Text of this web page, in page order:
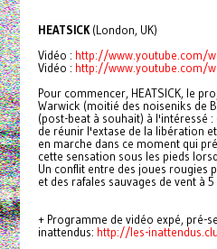
HEATSICK(London, UK)
Vidéo : http://www.youtube.com/
Vidéo : http://www.youtube.com/
Pour commencer, HEATSICK, le
Warwick (moitié des noiseniks de
(post-beat à souhait) à l'intéressé
de réunir l'extase de la libération
en marche dans ce moment qui
cette sensation sous les pieds
Un conflit entre des joues rougies
et des rafales sauvages de vent à
+ Programme de vidéo expé, pré-
inattendus: http://les-